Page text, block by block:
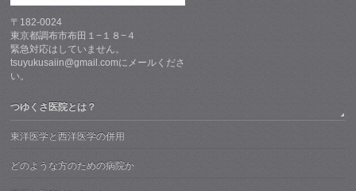
〒182-0024
東京都調布市布田１−１８−４
緊急対応はしていません。
tsuyukusaiin@gmail.comにメールくださ
い。
つゆくさ医院とは？
東洋医学と西洋医学の併用
どのような方のための病院か